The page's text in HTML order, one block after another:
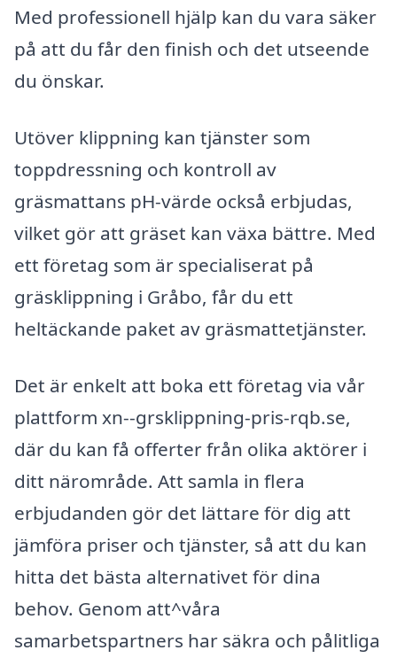
Med professionell hjälp kan du vara säker
på att du får den finish och det utseende
du önskar.
Utöver klippning kan tjänster som
toppdressning och kontroll av
gräsmattans pH-värde också erbjudas,
vilket gör att gräset kan växa bättre. Med
ett företag som är specialiserat på
gräsklippning i Gråbo, får du ett
heltäckande paket av gräsmattetjänster.
Det är enkelt att boka ett företag via vår
plattform xn--grsklippning-pris-rqb.se,
där du kan få offerter från olika aktörer i
ditt närområde. Att samla in flera
erbjudanden gör det lättare för dig att
jämföra priser och tjänster, så att du kan
hitta det bästa alternativet för dina
behov. Genom att^våra
samarbetspartners har säkra och pålitliga